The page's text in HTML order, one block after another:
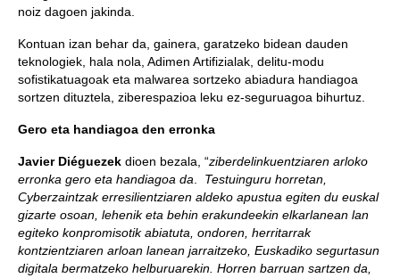
noiz dagoen jakinda.
Kontuan izan behar da, gainera, garatzeko bidean dauden
teknologiek, hala nola, Adimen Artifizialak, delitu-modu
sofistikatuagoak eta malwarea sortzeko abiadura handiagoa
sortzen dituztela, ziberespazioa leku ez-seguruagoa bihurtuz.
Gero eta handiagoa den erronka
Javier Diéguezek dioen bezala, “ziberdelinkuentziaren arloko
erronka gero eta handiagoa da
Testuinguru horretan,
Cyberzaintzak erresilientziaren aldeko apustua egiten du euskal
gizarte osoan, lehenik eta behin erakundeekin elkarlanean lan
egiteko konpromisotik abiatuta, ondoren, herritarrak
kontzientziaren arloan lanean jarraitzeko, Euskadiko segurtasun
digitala bermatzeko helburuarekin. Horren barruan sartzen da,